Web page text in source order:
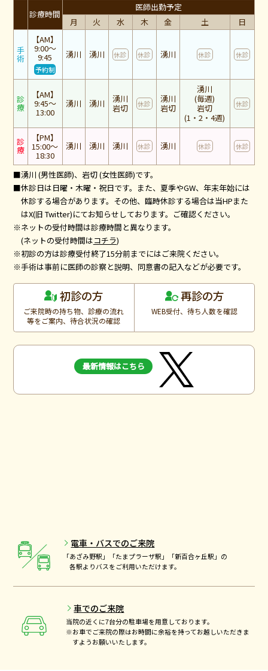
診療時間
医師出勤予定
月
火 水 木 金 土 日
手
術
【AM】
9:00～
9:45
予約制
湧川 湧川 休診 休診 湧川 休診 休診
診
療
【AM】
9:45～
13:00
湧川 湧川
湧川
岩切
休診
湧川
岩切
湧川
(毎週)
岩切
(1・2・4週)
休診
診
療
【PM】
15:00～
18:30
湧川 湧川 湧川 休診 湧川 休診 休診
■湧川 (男性医師)、岩切 (女性医師)です。
■休診日は日曜・木曜・祝日です。また、夏季やGW、年末年始には
休診する場合があります。その他、臨時休診する場合は当HPまた
はX(旧 Twitter)にてお知らせしております。ご確認ください。
※ネットの受付時間は診療時間と異なります。
(ネットの受付時間はコチラ)
※初診の方は診療受付終了15分前までにはご来院ください。
※手術は事前に医師の診察と説明、同意書の記入などが必要です。
初診の方
ご来院時の持ち物、診療の流れ
等をご案内、待合状況の確認
再診の方
WEB受付、待ち人数を確認
最新情報はこちら
電車・バスでのご来院
「あざみ野駅」「たまプラーザ駅」「新百合ヶ丘駅」の
各駅よりバスをご利用いただけます。
車でのご来院
当院の近くに7台分の駐車場を用意しております。
※お車でご来院の際はお時間に余裕を持ってお越しいただきま
すようお願いいたします。